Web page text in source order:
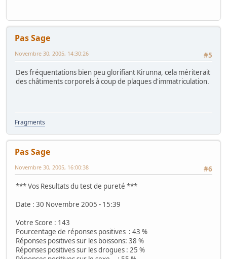
Pas Sage
#5
Novembre 30, 2005, 14:30:26
Des fréquentations bien peu glorifiant Kirunna, cela mériterait
des châtiments corporels à coup de plaques d'immatriculation.
Fragments
Pas Sage
#6
Novembre 30, 2005, 16:00:38
*** Vos Resultats du test de pureté ***
Date : 30 Novembre 2005 - 15:39
Votre Score : 143
Pourcentage de réponses positives : 43 %
Réponses positives sur les boissons: 38 %
Réponses positives sur les drogues : 25 %